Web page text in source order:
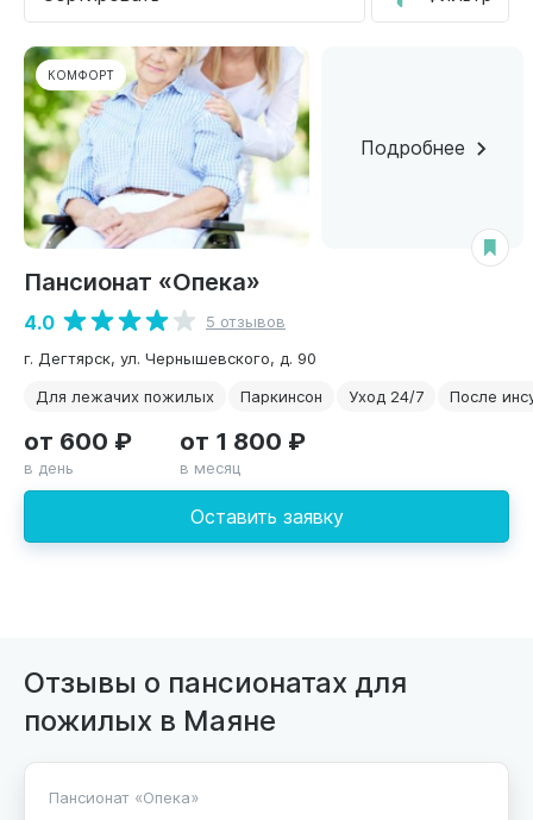
КОМФОРТ
Подробнее
Пансионат «Опека»
4.0
5 отзывов
г. Дегтярск, ул. Чернышевского, д. 90
Для лежачих пожилых
Паркинсон Уход 24/7 После
Оставить заявку
от 600 ₽
в день
от 1 800 ₽
в месяц
Отзывы о пансионатах для
пожилых в Маяне
Пансионат «Опека»